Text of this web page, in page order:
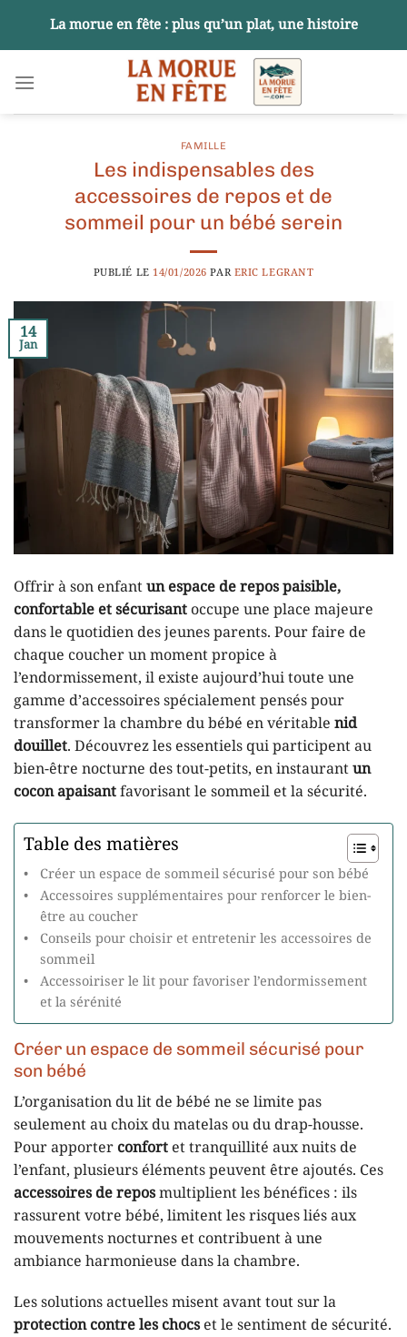
contenu
La morue en fête : plus qu’un plat, une histoire
FAMILLE
Les indispensables des
accessoires de repos et de
sommeil pour un bébé serein
PUBLIÉ LE 14/01/2026 PAR ERIC LEGRANT
14
Jan
Offrir à son enfantun espace de repos paisible,
confortable et sécurisantoccupe une place majeure
dans le quotidien des jeunes parents. Pour faire de
chaque coucher un moment propice à
l’endormissement, il existe aujourd’hui toute une
gamme d’accessoires spécialement pensés pour
transformer la chambre du bébé en véritable nid
douillet. Découvrez les essentiels qui participent au
bien-être nocturne des tout-petits, en instaurantun
cocon apaisantfavorisant le sommeil et la sécurité.
Table des matières
Créer un espace de sommeil sécurisé pour son bébé
Accessoires supplémentaires pour renforcer le bien-
être au coucher
Conseils pour choisir et entretenir les accessoires de
sommeil
Accessoiriser le lit pour favoriser l’endormissement
et la sérénité
Créer un espace de sommeil sécurisé pour
son bébé
L’organisation du lit de bébé ne se limite pas
seulement au choix du matelas ou du drap-housse.
Pour apporter confortet tranquillité aux nuits de
l’enfant, plusieurs éléments peuvent être ajoutés. Ces
accessoires de reposmultiplient les bénéfices : ils
rassurent votre bébé, limitent les risques liés aux
mouvements nocturnes et contribuent à une
ambiance harmonieuse dans la chambre.
Les solutions actuelles misent avant tout sur la
protection contre les chocset le sentiment de sécurité.